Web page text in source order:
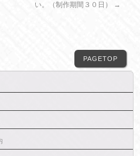
い。（制作期間３０日）
→
PAGETOP